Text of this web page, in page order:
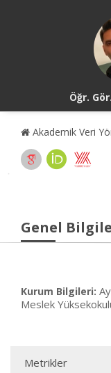
Öğr.
Akademik Veri
Genel
Kurum Bilgileri:
Meslek
Metrikler